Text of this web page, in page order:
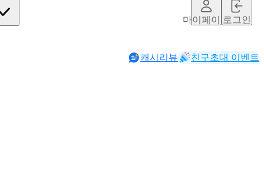
마이페이지로그인
캐시리뷰 친구초대 이벤트